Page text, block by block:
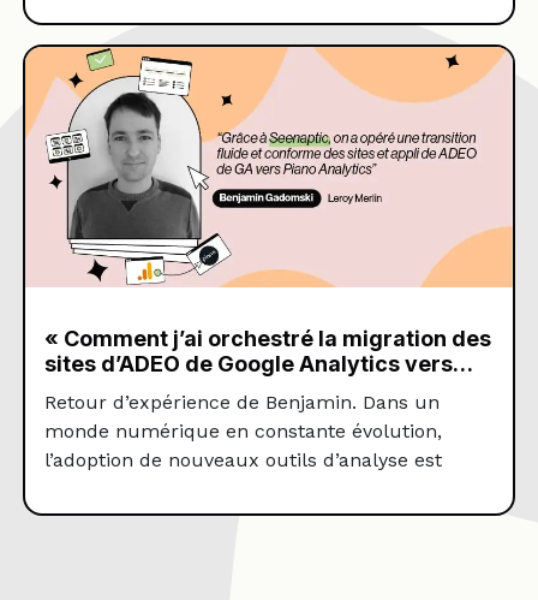
le suivi analytique des applications présente de
multiples défis techniques. Depuis 2022, le
trafic issu des applications mobiles a surpassé
celui des sites web traditionnels. En France, […]
« Comment j’ai orchestré la migration des
sites d’ADEO de Google Analytics vers
Piano Analytics ? »
Retour d’expérience de Benjamin. Dans un
monde numérique en constante évolution,
l’adoption de nouveaux outils d’analyse est
de l’équipe Framework Web Analytics chez